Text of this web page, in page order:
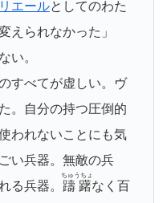
エールとしてのわた
えられなかった」
い。
すべてが虚しい。ヴ
。自分の持つ圧倒的
われないことにも気
い兵器。無敵の兵
る兵器。 躊躇
ちゅうちょ
なく百